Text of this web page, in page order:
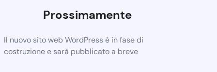
Prossimamente
Il nuovo sito web WordPress è in fase di
costruzione e sarà pubblicato a breve